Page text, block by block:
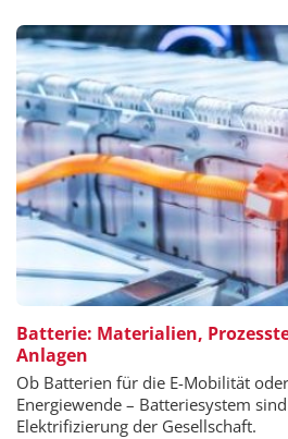
Batterie: Materialien,
Anlagen
Ob Batterien für die E-Mobilität
Energiewende – Batteriesystem
Elektrifizierung der Gesellschaft.